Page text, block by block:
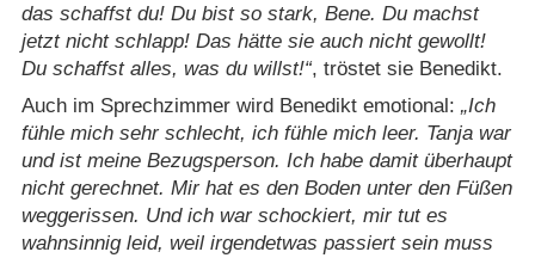
das schaffst du! Du bist so stark, Bene. Du machst
jetzt nicht schlapp! Das hätte sie auch nicht gewollt!
Du schaffst alles, was du willst! , tröstet sie Benedikt.
Auch im Sprechzimmer wird Benedikt emotional:
Ich
fühle mich sehr schlecht, ich fühle mich leer. Tanja war
und ist meine Bezugsperson. Ich habe damit überhaupt
nicht gerechnet. Mir hat es den Boden unter den Füßen
weggerissen. Und ich war schockiert, mir tut es
wahnsinnig leid, weil irgendetwas passiert sein muss